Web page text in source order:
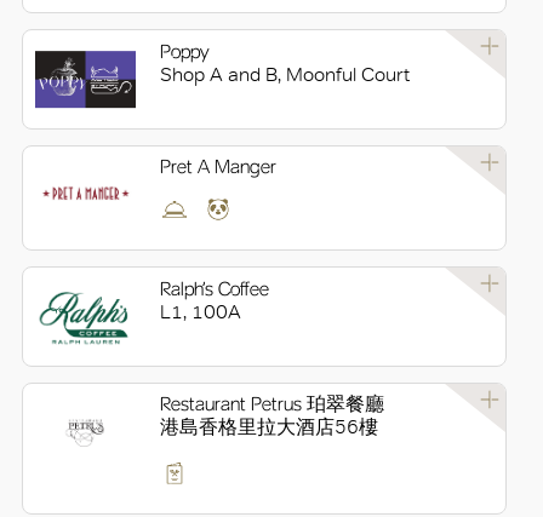
Poppy
Shop A and B, Moonful Court
Pret A Manger
Ralph’s Coffee
L1, 100A
Restaurant Petrus 珀翠餐廳
港島香格里拉大酒店56樓